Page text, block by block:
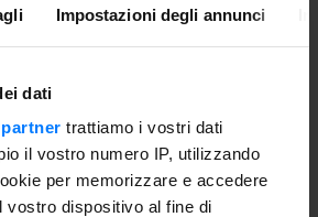
Impostazioni degli annunci
dati
trattiamo i vostri dati
il vostro numero IP, utilizzando
per memorizzare e accedere
vostro dispositivo al fine di
pan of dimensions 323 mm x 265
2 size).
pan of dimensions 323 mm x 265
2 size).